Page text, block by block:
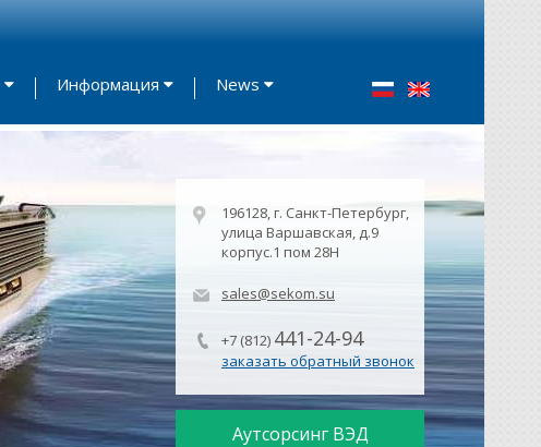
Информация News
196128, г. Санкт-Петербург,
улица Варшавская, д.9
корпус.1 пом 28Н
sales@sekom.su
+7 (812) 441-24-94
заказать обратный звонок
Аутсорсинг ВЭД